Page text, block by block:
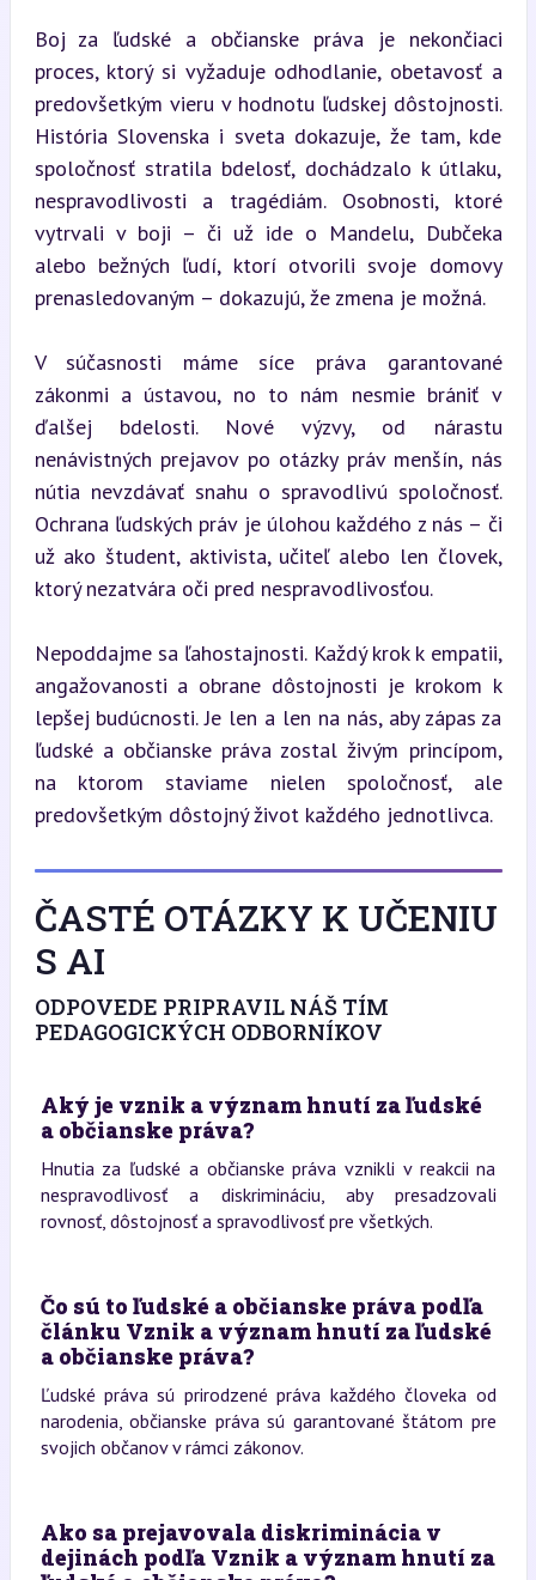
Boj za ľudské a občianske práva je nekončiaci
proces, ktorý si vyžaduje odhodlanie, obetavosť a
predovšetkým vieru v hodnotu ľudskej dôstojnosti.
História Slovenska i sveta dokazuje, že tam, kde
spoločnosť stratila bdelosť, dochádzalo k útlaku,
nespravodlivosti a tragédiám. Osobnosti, ktoré
vytrvali v boji – či už ide o Mandelu, Dubčeka
alebo bežných ľudí, ktorí otvorili svoje domovy
prenasledovaným – dokazujú, že zmena je možná.
V súčasnosti máme síce práva garantované
zákonmi a ústavou, no to nám nesmie brániť v
ďalšej bdelosti. Nové výzvy, od nárastu
nenávistných prejavov po otázky práv menšín, nás
nútia nevzdávať snahu o spravodlivú spoločnosť.
Ochrana ľudských práv je úlohou každého z nás – či
už ako študent, aktivista, učiteľ alebo len človek,
ktorý nezatvára oči pred nespravodlivosťou.
Nepoddajme sa ľahostajnosti. Každý krok k empatii,
angažovanosti a obrane dôstojnosti je krokom k
lepšej budúcnosti. Je len a len na nás, aby zápas za
ľudské a občianske práva zostal živým princípom,
na ktorom staviame nielen spoločnosť, ale
predovšetkým dôstojný život každého jednotlivca.
ČASTÉ OTÁZKY K UČENIU
S AI
ODPOVEDE PRIPRAVIL NÁŠ TÍM
PEDAGOGICKÝCH ODBORNÍKOV
Aký je vznik a význam hnutí za ľudské
a občianske práva?
Hnutia za ľudské a občianske práva vznikli v reakcii na
nespravodlivosť a diskrimináciu, aby presadzovali
rovnosť, dôstojnosť a spravodlivosť pre všetkých.
Čo sú to ľudské a občianske práva podľa
článku Vznik a význam hnutí za ľudské
a občianske práva?
Ľudské práva sú prirodzené práva každého človeka od
narodenia, občianske práva sú garantované štátom pre
svojich občanov v rámci zákonov.
Ako sa prejavovala diskriminácia v
dejinách podľa Vznik a význam hnutí za